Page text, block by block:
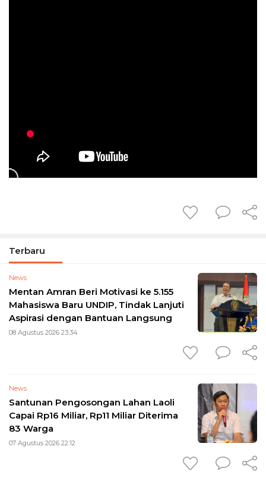
Terbaru
News
Mentan Amran Beri Motivasi ke 5.155
Mahasiswa Baru UNDIP, Tindak Lanjuti
Aspirasi dengan Bantuan Langsung
08 Agustus 2026 23:34
News
Santunan Pengosongan Lahan Laoli
Capai Rp16 Miliar, Rp11 Miliar Diterima
83 Warga
07 Agustus 2026 22:12